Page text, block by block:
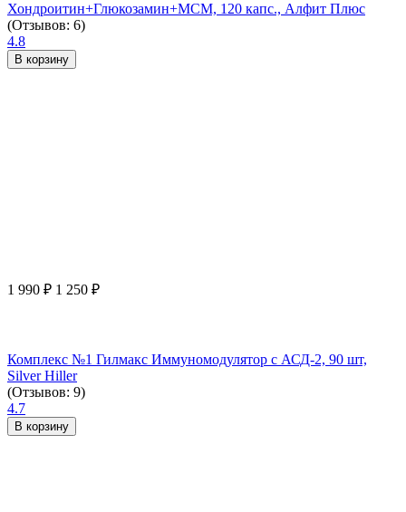
Хондроитин+Глюкозамин+МСМ, 120 капс., Алфит Плюс
(Отзывов: 6)
4.8
В корзину
1 990 ₽ 1 250 ₽
Комплекс №1 Гилмакс Иммуномодулятор с АСД-2, 90 шт,
Silver Hiller
(Отзывов: 9)
4.7
В корзину